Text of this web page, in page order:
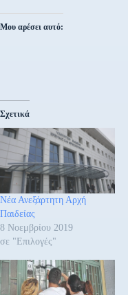
Μου αρέσει αυτό:
Σχετικά
Νέα Ανεξάρτητη Αρχή
Παιδείας
8 Νοεμβρίου 2019
σε "Επιλογές"